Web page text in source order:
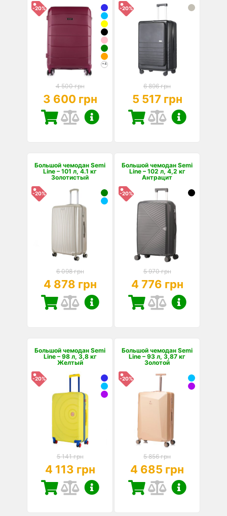
+4
-20%
4 500 грн
3 600 грн
-20%
6 896 грн
5 517 грн
Большой чемодан Semi
Line – 101 л, 4.1 кг
Золотистый
-20%
6 098 грн
4 878 грн
Большой чемодан Semi
Line – 102 л, 4,2 кг
Антрацит
-20%
5 970 грн
4 776 грн
Большой чемодан Semi
Line – 98 л, 3,8 кг
Желтый
-20%
5 141 грн
4 113 грн
Большой чемодан Semi
Line – 93 л, 3,87 кг
Золотой
-20%
5 856 грн
4 685 грн